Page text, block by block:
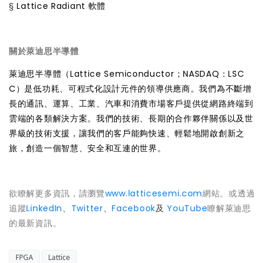
§Lattice Radiant 軟體
關於萊迪思半導體
萊迪思半導體（Lattice Semiconductor；NASDAQ：LSC
C）是低功耗、可程式化設計元件的領導供應商。我們為不斷增
長的通訊、運算、工業、汽車和消費市場客戶提供從網路終端到
雲端的各類解決方案。我們的技術、長期的合作夥伴關係以及世
界級的技術支援，讓我們的客戶能夠快速、輕鬆地開啟創新之
旅，創造一個智慧、安全和互連的世界。
欲瞭解更多資訊，請瀏覽www.latticesemi.com網站。或透過
追蹤LinkedIn、 Twitter、Facebook及YouTube瞭解萊迪思
的最新資訊。
FPGA Lattice